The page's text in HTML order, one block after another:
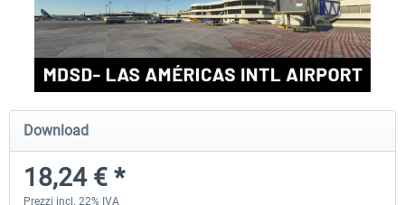
FSDG - Greenland Kulusuk MSFS Aerosoft Airport
Download
18,24 € *
Prezzi incl. 22% IVA